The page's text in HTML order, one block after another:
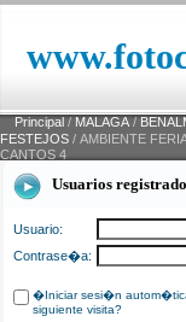
Principal/MALAGA/
FESTEJOS / AMBIENTE
CANTOS 4
Usuarios
Usuario:
Contrase�a:
�Iniciar sesi�n
siguiente visita?